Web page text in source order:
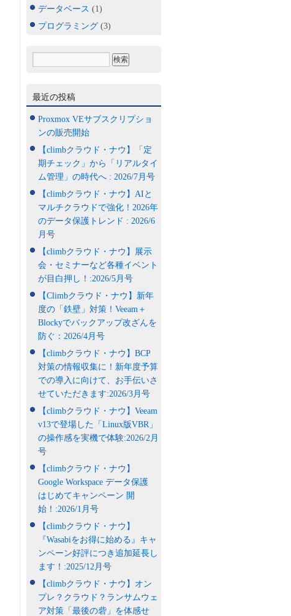
データベース (1)
プログラミング (3)
最近の投稿
Proxmox VEサブスクリプショ
ンの販売開始
【climbクラウド・ナウ】「定
期チェック」から「リアルタイ
ム管理」の時代へ : 2026/7月号
【climbクラウド・ナウ】AIと
マルチクラウドで強化！2026年
のデータ保護トレンド : 2026/6
月号
【climbクラウド・ナウ】展示
会・セミナーなど各種イベント
が目白押し！:2026/5月号
【Climbクラウド・ナウ】新年
度の「鉄壁」対策！Veeam＋
Blockyでバックアップ改ざんを
防ぐ：2026/4月号
【climbクラウド・ナウ】BCP
対策の情報収集に！新年度予算
での導入に向けて、お手伝いさ
せていただきます:2026/3月号
【climbクラウド・ナウ】Veeam
v13で登場した「Linux版VBR」
の操作感を実機で体験:2026/2月
号
【climbクラウド・ナウ】
Google Workspace データ保護
はじめてキャンペーン 開
始！:2026/1月号
【climbクラウド・ナウ】
『Wasabiをお得に始める』キャ
ンペーン好評につき追加延長し
ます！:2025/12月号
【climbクラウド・ナウ】オン
プレ？クラウド？ランサムウェ
ア対策「最後の砦」を体感せ